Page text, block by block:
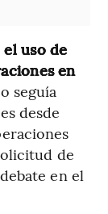
el uso de
en
seguía
desde
de
en el